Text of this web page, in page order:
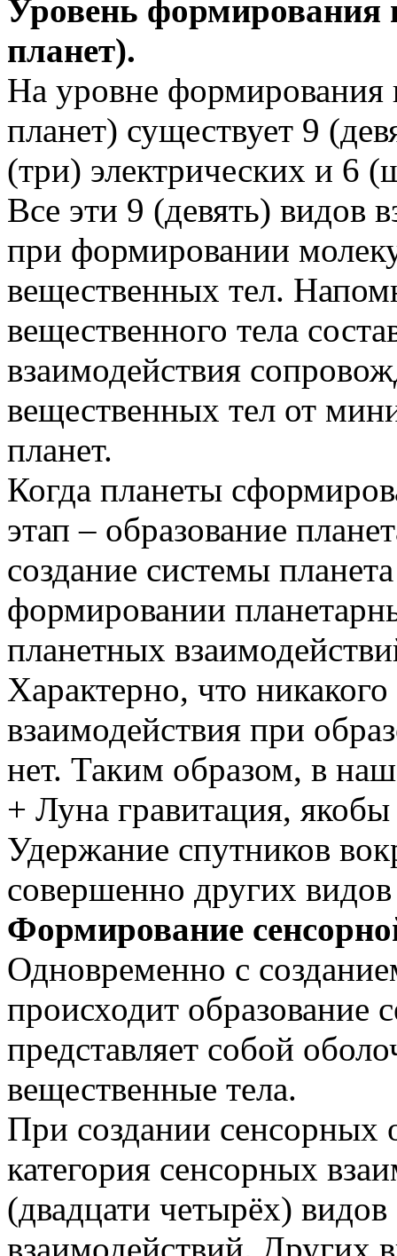
Уровень формирования
планет).
На уровне формирования
планет) существует 9
(три) электрических и 6
Все эти 9 (девять) видов
при формировании
вещественных тел.
вещественного тела
взаимодействия
вещественных тел от
планет.
Когда планеты
этап – образование
создание системы
формировании
планетных
Характерно, что
взаимодействия при
нет. Таким образом, в
+ Луна гравитация,
Удержание спутников
совершенно других
Формирование
Одновременно с
происходит образование
представляет собой
вещественные тела.
При создании сенсорных
категория сенсорных
(двадцати четырёх)
взаимодействий. Других